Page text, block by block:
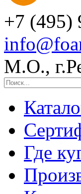
+7 (495)
М.О.,
Где